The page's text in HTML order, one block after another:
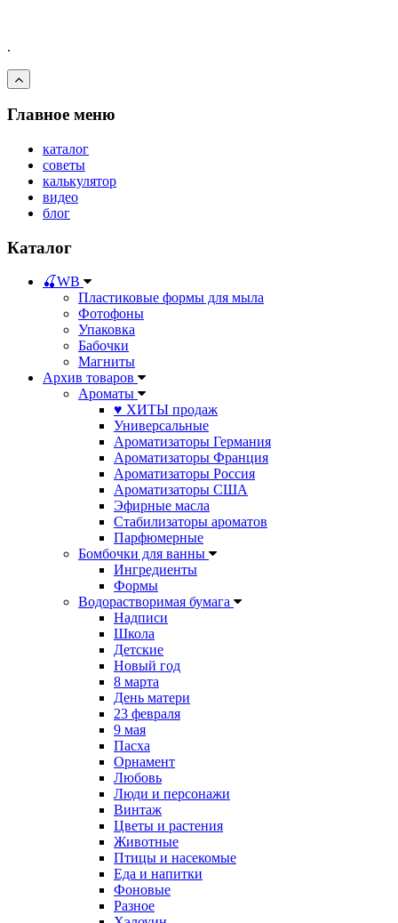
.
Главное меню
каталог
советы
калькулятор
видео
блог
Каталог
🍒WB
Пластиковые формы для мыла
Фотофоны
Упаковка
Бабочки
Магниты
Архив товаров
Ароматы
♥ ХИТЫ продаж
Универсальные
Ароматизаторы Германия
Ароматизаторы Франция
Ароматизаторы Россия
Ароматизаторы США
Эфирные масла
Стабилизаторы ароматов
Парфюмерные
Бомбочки для ванны
Ингредиенты
Формы
Водорастворимая бумага
Надписи
Школа
Детские
Новый год
8 марта
День матери
23 февраля
9 мая
Пасха
Орнамент
Любовь
Люди и персонажи
Винтаж
Цветы и растения
Животные
Птицы и насекомые
Еда и напитки
Фоновые
Разное